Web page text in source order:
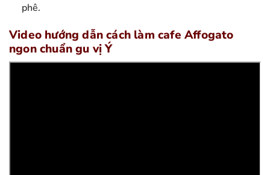
phê.
Video hướng dẫn cách làm cafe Affogato
ngon chuẩn gu vị Ý